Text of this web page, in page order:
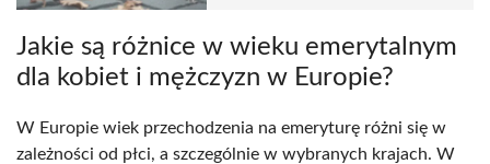
Jakie są różnice w wieku emerytalnym
dla kobiet i mężczyzn w Europie?
W Europie wiek przechodzenia na emeryturę różni się w
zależności od płci, a szczególnie w wybranych krajach. W